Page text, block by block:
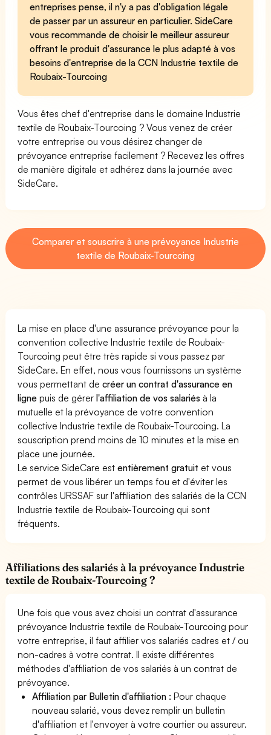
entreprises pense, il n'y a pas d'obligation légale
de passer par un assureur en particulier. SideCare
vous recommande de choisir le meilleur assureur
offrant le produit d'assurance le plus adapté à vos
besoins d'entreprise de la CCN Industrie textile de
Roubaix-Tourcoing
Vous êtes chef d'entreprise dans le domaine Industrie
textile de Roubaix-Tourcoing ? Vous venez de créer
votre entreprise ou vous désirez changer de
prévoyance entreprise facilement ? Recevez les offres
de manière digitale et adhérez dans la journée avec
SideCare.
Comparer et souscrire à une prévoyance Industrie
textile de Roubaix-Tourcoing
La mise en place d'une assurance prévoyance pour la
convention collective Industrie textile de Roubaix-
Tourcoing peut être très rapide si vous passez par
SideCare. En effet, nous vous fournissons un système
vous permettant decréer un contrat d'assurance en
ligne puis de gérerl'affiliation de vos salariés à la
mutuelle et la prévoyance de votre convention
collective Industrie textile de Roubaix-Tourcoing. La
souscription prend moins de 10 minutes et la mise en
place une journée.
Le service SideCare estentièrement gratuit et vous
permet de vous libérer un temps fou et d'éviter les
contrôles URSSAF sur l'affiliation des salariés de la CCN
Industrie textile de Roubaix-Tourcoing qui sont
fréquents.
Affiliations des salariés à la prévoyance Industrie
textile de Roubaix-Tourcoing ?
Une fois que vous avez choisi un contrat d'assurance
prévoyance Industrie textile de Roubaix-Tourcoing pour
votre entreprise, il faut affilier vos salariés cadres et / ou
non-cadres à votre contrat. Il existe différentes
méthodes d'affiliation de vos salariés à un contrat de
prévoyance.
Affiliation par Bulletin d'affiliation : Pour chaque
nouveau salarié, vous devez remplir un bulletin
d'affiliation et l'envoyer à votre courtier ou assureur.